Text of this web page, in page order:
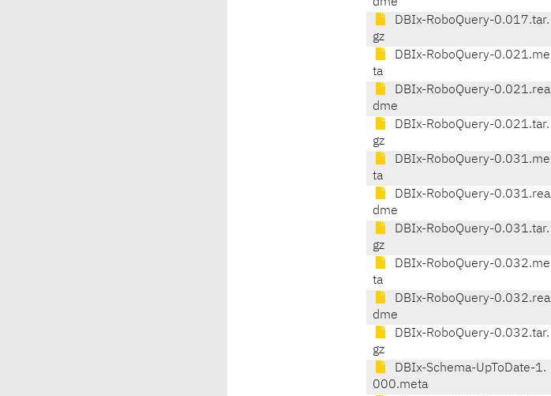
dme
DBIx-RoboQuery-0.017.tar.
gz
DBIx-RoboQuery-0.021.me
ta
DBIx-RoboQuery-0.021.rea
dme
DBIx-RoboQuery-0.021.tar.
gz
DBIx-RoboQuery-0.031.me
ta
DBIx-RoboQuery-0.031.rea
dme
DBIx-RoboQuery-0.031.tar.
gz
DBIx-RoboQuery-0.032.me
ta
DBIx-RoboQuery-0.032.rea
dme
DBIx-RoboQuery-0.032.tar.
gz
DBIx-Schema-UpToDate-1.
000.meta